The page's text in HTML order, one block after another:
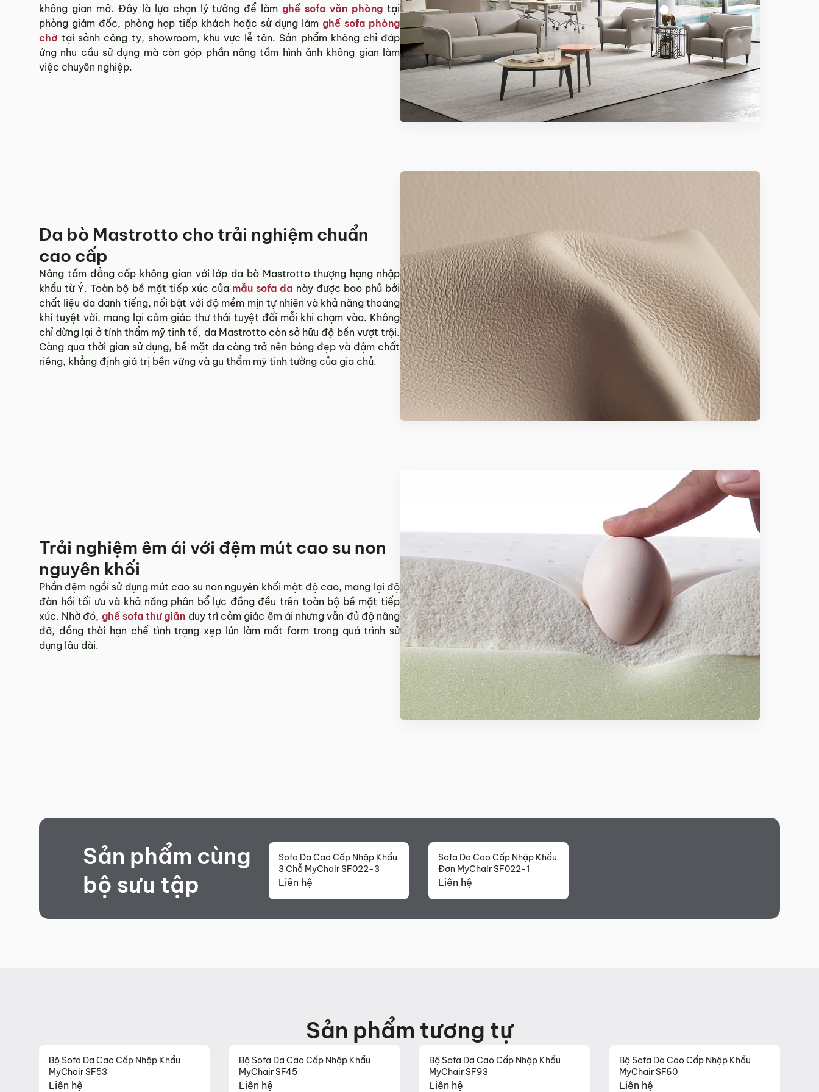
không gian mở. Đây là lựa chọn lý tưởng để làmghế sofa văn phòng tại
phòng giám đốc, phòng họp tiếp khách hoặc sử dụng làm ghế sofa phòng
chờ tại sảnh công ty, showroom, khu vực lễ tân. Sản phẩm không chỉ đáp
ứng nhu cầu sử dụng mà còn góp phần nâng tầm hình ảnh không gian làm
việc chuyên nghiệp.
Da bò Mastrotto cho trải nghiệm chuẩn
cao cấp
Nâng tầm đẳng cấp không gian với lớp da bò Mastrotto thượng hạng nhập
khẩu từ Ý. Toàn bộ bề mặt tiếp xúc của mẫu sofa da này được bao phủ bởi
chất liệu da danh tiếng, nổi bật với độ mềm mịn tự nhiên và khả năng thoáng
khí tuyệt vời, mang lại cảm giác thư thái tuyệt đối mỗi khi chạm vào. Không
chỉ dừng lại ở tính thẩm mỹ tinh tế, da Mastrotto còn sở hữu độ bền vượt trội.
Càng qua thời gian sử dụng, bề mặt da càng trở nên bóng đẹp và đậm chất
riêng, khẳng định giá trị bền vững và gu thẩm mỹ tinh tường của gia chủ.
Trải nghiệm êm ái với đệm mút cao su non
nguyên khối
Phần đệm ngồi sử dụng mút cao su non nguyên khối mật độ cao, mang lại độ
đàn hồi tối ưu và khả năng phân bổ lực đồng đều trên toàn bộ bề mặt tiếp
xúc. Nhờ đó, ghế sofa thư giãn duy trì cảm giác êm ái nhưng vẫn đủ độ nâng
đỡ, đồng thời hạn chế tình trạng xẹp lún làm mất form trong quá trình sử
dụng lâu dài.
Hotline: 0942 902 468(Call, Zalo)
Email: info@mychair.vn
Sản phẩm cùng
bộ sưu tập
Sofa Da Cao Cấp Nhập Khẩu
3 Chỗ MyChair SF022-3
Liên hệ
Sofa Da Cao Cấp Nhập Khẩu
Đơn MyChair SF022-1
Liên hệ
Sản phẩm tương tự
Bộ Sofa Da Cao Cấp Nhập Khẩu
MyChair SF53
Liên hệ
Bộ Sofa Da Cao Cấp Nhập Khẩu
MyChair SF45
Liên hệ
Bộ Sofa Da Cao Cấp Nhập Khẩu
MyChair SF93
Liên hệ
Bộ Sofa Da Cao Cấp Nhập Khẩu
MyChair SF60
Liên hệ